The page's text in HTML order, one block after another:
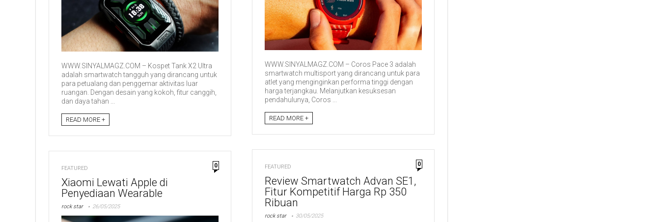
WWW.SINYALMAGZ.COM – Coros Pace 3 adalah
smartwatch multisport yang dirancang untuk para
atlet yang menginginkan performa tinggi dengan
harga terjangkau. Melanjutkan kesuksesan
pendahulunya, Coros ...
READ MORE +
WWW.SINYALMAGZ.COM – Kospet Tank X2 Ultra
adalah smartwatch tangguh yang dirancang untuk
para petualang dan penggemar aktivitas luar
ruangan. Dengan desain yang kokoh, fitur canggih,
dan daya tahan ...
READ MORE +
FEATURED 0
Review Smartwatch Advan SE1,
Fitur Kompetitif Harga Rp 350
Ribuan
rock star 30/05/2025
FEATURED 0
Xiaomi Lewati Apple di
Penyediaan Wearable
rock star 26/05/2025